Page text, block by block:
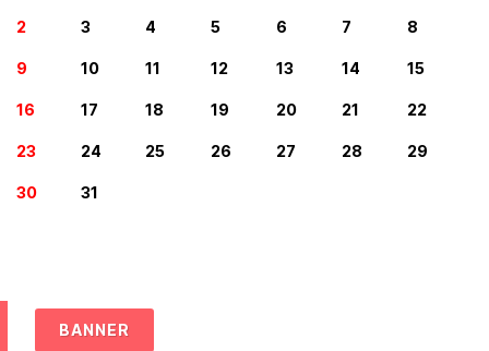
2 3 4 5 6 7 8
9 10 11 12 13 14 15
16 17 18 19 20 21 22
23 24 25 26 27 28 29
30 31
BANNER